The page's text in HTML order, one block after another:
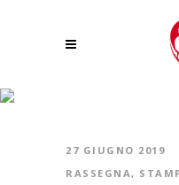
27 GIUGNO 2019
RASSEGNA,